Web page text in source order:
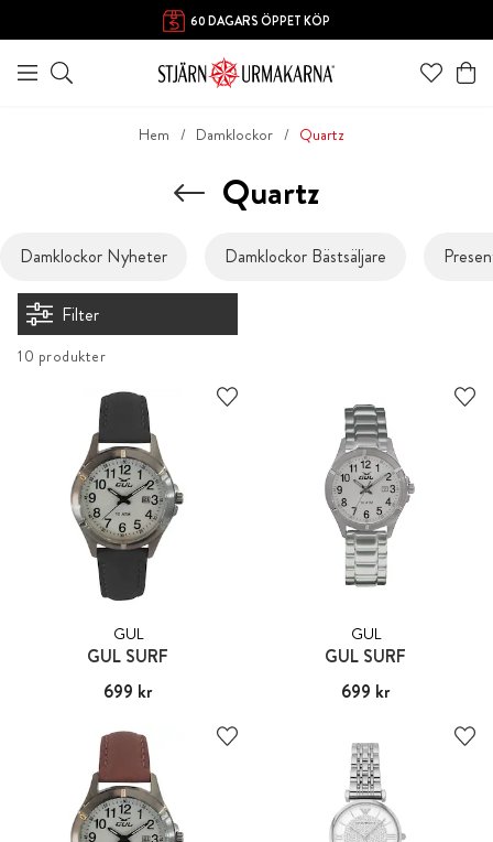
60 DAGARS ÖPPET KÖP
Hem Damklockor Quartz
Quartz
Damklockor Nyheter Damklockor Bästsäljare
Filter
10 produkter
GUL
GUL SURF
Pris:699 kr
699 kr
GUL
GUL SURF
Pris:699 kr
699 kr